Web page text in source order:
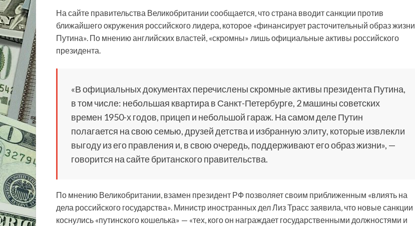
На сайте правительства Великобритании сообщается, что страна вводит санкции против
ближайшего окружения российского лидера, которое «финансирует расточительный образ жизни
Путина». По мнению английских властей, «скромны» лишь официальные активы российского
президента.
«В официальных документах перечислены скромные активы президента Путина,
в том числе: небольшая квартира в Санкт-Петербурге, 2 машины советских
времен 1950-х годов, прицеп и небольшой гараж. На самом деле Путин
полагается на свою семью, друзей детства и избранную элиту, которые извлекли
выгоду из его правления и, в свою очередь, поддерживают его образ жизни», —
говорится на сайте британского правительства.
По мнению Великобритании, взамен президент РФ позволяет своим приближенным «влиять на
дела российского государства». Министр иностранных дел Лиз Трасс заявила, что новые санкции
коснулись «путинского кошелька» — «тех, кого он награждает государственными должностями и